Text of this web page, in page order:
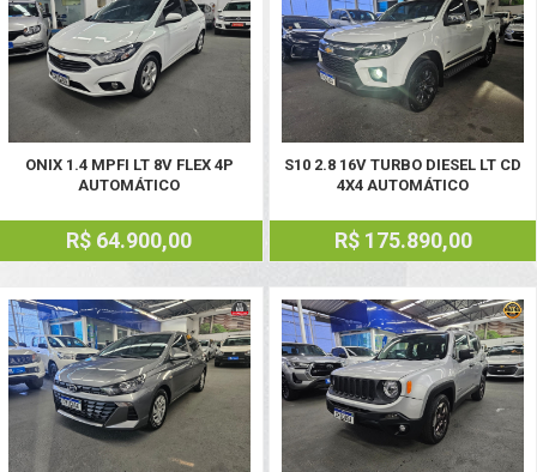
ONIX 1.4 MPFI LT 8V FLEX 4P
AUTOMÁTICO
R$ 64.900,00
S10 2.8 16V TURBO DIESEL LT CD
4X4 AUTOMÁTICO
R$ 175.890,00